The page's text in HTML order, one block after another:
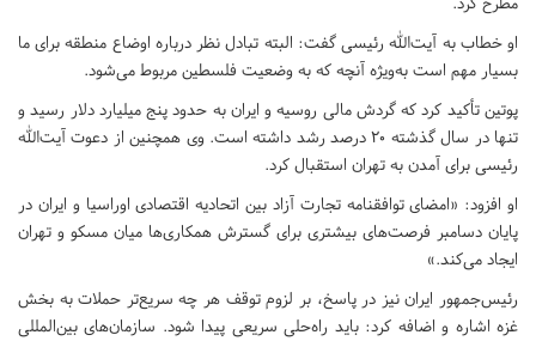
او خطاب به آیت‌الله رئیسی گفت: البته تبادل نظر درباره اوضاع منطقه برای ما
بسیار مهم است به‌ویژه آنچه که به وضعیت فلسطین مربوط می‌شود.
پوتین تأکید کرد که گردش مالی روسیه و ایران به حدود پنج میلیارد دلار رسید و
تنها در سال گذشته ۲۰ درصد رشد داشته است. وی همچنین از دعوت آیت‌الله
رئیسی برای آمدن به تهران استقبال کرد.
او افزود: «امضای توافقنامه تجارت آزاد بین اتحادیه اقتصادی اوراسیا و ایران در
پایان دسامبر فرصت‌های بیشتری برای گسترش همکاری‌ها میان مسکو و تهران
ایجاد می‌کند.»
رئیس‌جمهور ایران نیز در پاسخ، بر لزوم توقف هر چه سریع‌تر حملات به بخش
غزه اشاره و اضافه کرد: باید راه‌حلی سریعی پیدا شود. سازمان‌های بین‌المللی